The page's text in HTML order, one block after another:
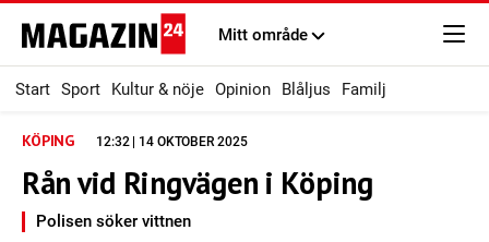
Mitt område
Start Sport Kultur & nöje Opinion Blåljus Familj
KÖPING 12:32 | 14 OKTOBER 2025
Rån vid Ringvägen i Köping
Polisen söker vittnen